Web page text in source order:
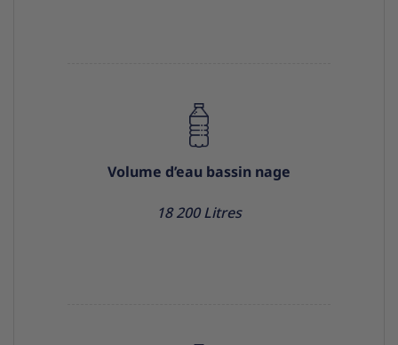
Volume d’eau bassin nage
18 200 Litres